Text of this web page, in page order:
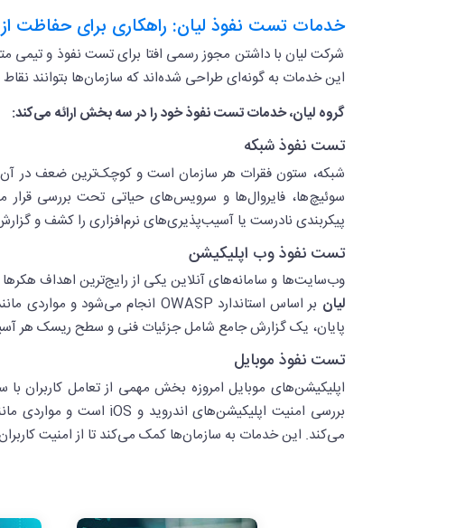
خدمات تست نفوذ لیان: راهکاری برای حفاظت
شرکت لیان با داشتن مجوز رسمی افتا برای تست نفوذ و
این خدمات به گونه‌ای طراحی شده‌اند که سازمان‌ها بتوانند
گروه لیان، خدمات تست نفوذ خود را در سه بخش ارائه می‌کند:
تست نفوذ شبکه
شبکه، ستون فقرات هر سازمان است و کوچک‌ترین ضعف در آن
سوئیچ‌ها، فایروال‌ها و سرویس‌های حیاتی تحت بررسی قرار
پیکربندی نادرست یا آسیب‌پذیری‌های نرم‌افزاری را کشف و
تست نفوذ وب اپلیکیشن
وب‌سایت‌ها و سامانه‌های آنلاین یکی از رایج‌ترین اهداف
لیان بر اساس استاندارد OWASP انجام می‌شود و مواردی مانند
پایان، یک گزارش جامع شامل جزئیات فنی و سطح ریسک هر
تست نفوذ موبایل
اپلیکیشن‌های موبایل امروزه بخش مهمی از تعامل کاربران
می‌کند. این خدمات به سازمان‌ها کمک می‌کند تا از امنیت